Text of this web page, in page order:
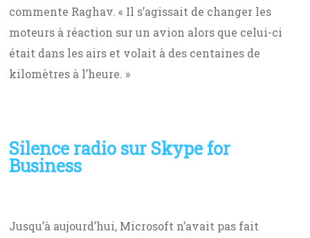
commente Raghav. « Il s’agissait de changer les
moteurs à réaction sur un avion alors que celui-ci
était dans les airs et volait à des centaines de
kilomètres à l’heure. »
Silence radio sur Skype for
Business
Jusqu’à aujourd’hui, Microsoft n’avait pas fait